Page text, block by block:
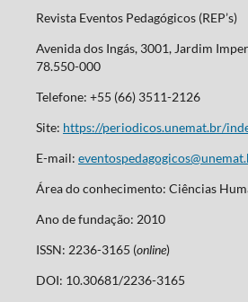
Revista Eventos Pedagógicos (REP’s)
Avenida dos Ingás, 3001, Jardim
78.550-000
Telefone: +55 (66) 3511-2126
Site: https://periodicos.unemat.br/
E-mail:
Área do conhecimento: Ciências
Ano de fundação: 2010
ISSN: 2236-3165 (online)
DOI: 10.30681/2236-3165